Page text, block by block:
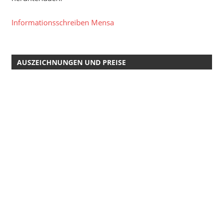
Informationsschreiben Mensa
AUSZEICHNUNGEN UND PREISE